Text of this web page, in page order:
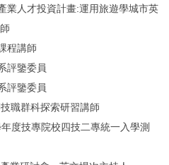
業人才投資計畫:運用旅遊學城市英
程講師
評鑒委員
評鑒委員
職群科探索研習講師
度技專院校四技二專統一入學測